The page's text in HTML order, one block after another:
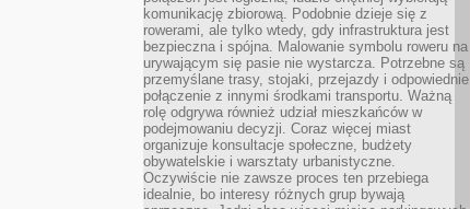
komunikację zbiorową. Podobnie dzieje się z
rowerami, ale tylko wtedy, gdy infrastruktura jest
bezpieczna i spójna. Malowanie symbolu roweru na
urywającym się pasie nie wystarcza. Potrzebne są
przemyślane trasy, stojaki, przejazdy i odpowiednie
połączenie z innymi środkami transportu. Ważną
rolę odgrywa również udział mieszkańców w
podejmowaniu decyzji. Coraz więcej miast
organizuje konsultacje społeczne, budżety
obywatelskie i warsztaty urbanistyczne.
Oczywiście nie zawsze proces ten przebiega
idealnie, bo interesy różnych grup bywają